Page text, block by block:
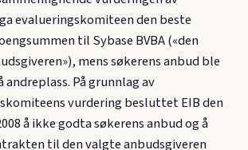
evalueringskomiteen den beste
til Sybase BVBA («den
mens søkerens anbud ble
andreplass. På grunnlag av
vurdering besluttet EIB den
å ikke godta søkerens anbud og å
til den valgte anbudsgiveren